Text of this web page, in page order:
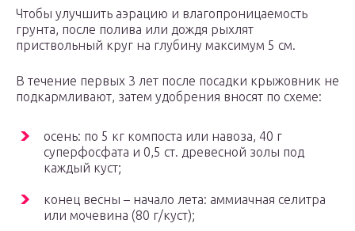
Чтобы улучшить аэрацию и влагопроницаемость
грунта, после полива или дождя рыхлят
приствольный круг на глубину максимум 5 см.
В течение первых 3 лет после посадки крыжовник не
подкармливают, затем удобрения вносят по схеме:
осень: по 5 кг компоста или навоза, 40 г
суперфосфата и 0,5 ст. древесной золы под
каждый куст;
конец весны – начало лета: аммиачная селитра
или мочевина (80 г/куст);